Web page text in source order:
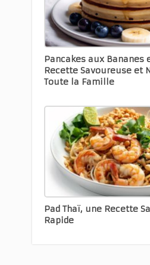
Pancakes aux Bananes
Recette Savoureuse et
Toute la Famille
Pad Thaï, une Recette
Rapide